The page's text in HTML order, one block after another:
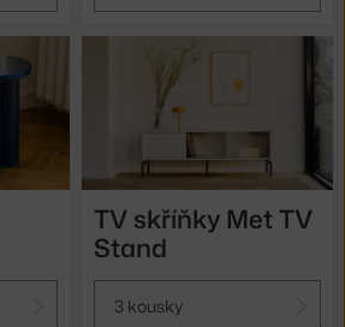
TV skříňky Met TV
Stand
3 kousky